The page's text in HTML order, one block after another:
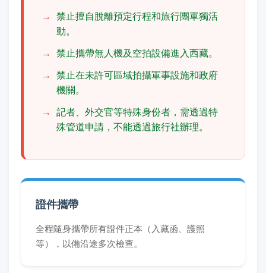
禁止擅自脫離預定行程和旅行團單獨活
動。
禁止攜帶無人機及空拍設備進入西藏。
禁止在未許可區域拍攝軍事設施和政府
機關。
記者、外交官等特殊身份者，需透過特
殊管道申請，不能透過旅行社辦理。
證件攜帶
全程隨身攜帶所有證件正本（入藏函、護照
等），以備沿途多次檢查。